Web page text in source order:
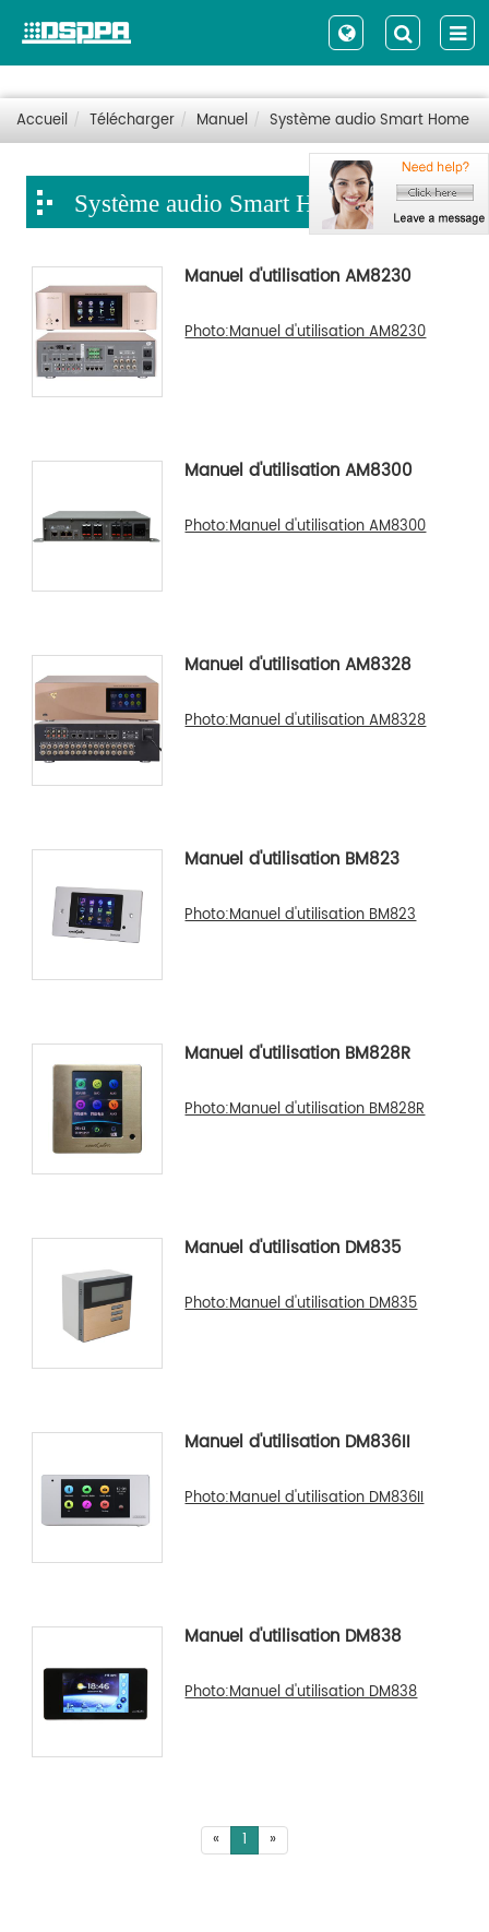
Accueil Télécharger Manuel Système audio Smart Home
Système audio Smart Home
Manuel d'utilisation AM8230
Photo:Manuel d'utilisation AM8230
Manuel d'utilisation AM8300
Photo:Manuel d'utilisation AM8300
Manuel d'utilisation AM8328
Photo:Manuel d'utilisation AM8328
Manuel d'utilisation BM823
Photo:Manuel d'utilisation BM823
Manuel d'utilisation BM828R
Photo:Manuel d'utilisation BM828R
Manuel d'utilisation DM835
Photo:Manuel d'utilisation DM835
Manuel d'utilisation DM836II
Photo:Manuel d'utilisation DM836II
Manuel d'utilisation DM838
Photo:Manuel d'utilisation DM838
« 1 »